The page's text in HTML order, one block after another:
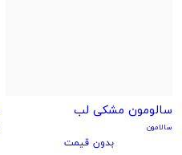
سالومون مشکی لب
سالامون
بدون قیمت